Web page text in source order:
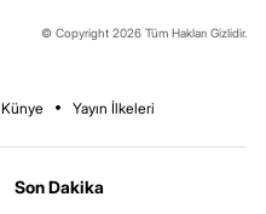
© Copyright 2026 Tüm Hakları Gizlidir.
Künye Yayın İlkeleri
Son Dakika